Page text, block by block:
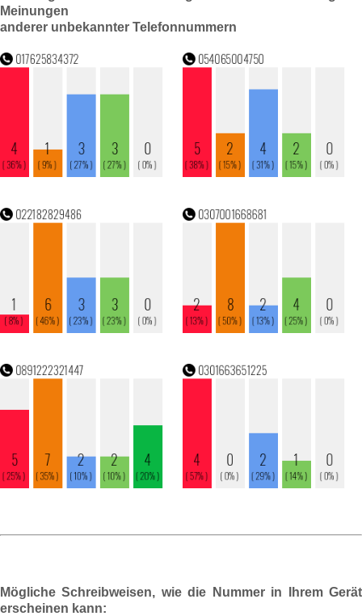
Meinungen
anderer unbekannter Telefonnummern
Mögliche Schreibweisen, wie die Nummer in Ihrem Gerät
erscheinen kann: